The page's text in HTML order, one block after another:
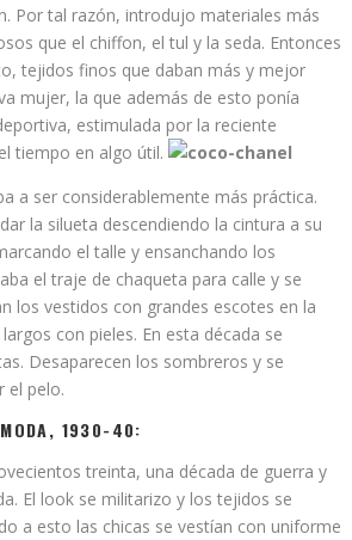
Por tal razón, introdujo materiales más
que el chiffon, el tul y la seda. Entonces
tejidos finos que daban más y mejor
mujer, la que además de esto ponía
estimulada por la reciente
tiempo en algo útil.
a ser considerablemente más práctica.
la silueta descendiendo la cintura a su
el talle y ensanchando los
el traje de chaqueta para calle y se
los vestidos con grandes escotes en la
con pieles. En esta década se
Desaparecen los sombreros y se
el pelo.
1930-40:
treinta, una década de guerra y
El look se militarizo y los tejidos se
a esto las chicas se vestían con uniforme